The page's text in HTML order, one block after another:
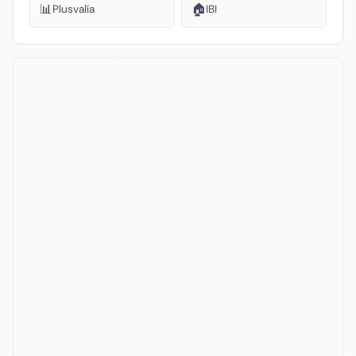
📊Plusvalía 🏠IBI